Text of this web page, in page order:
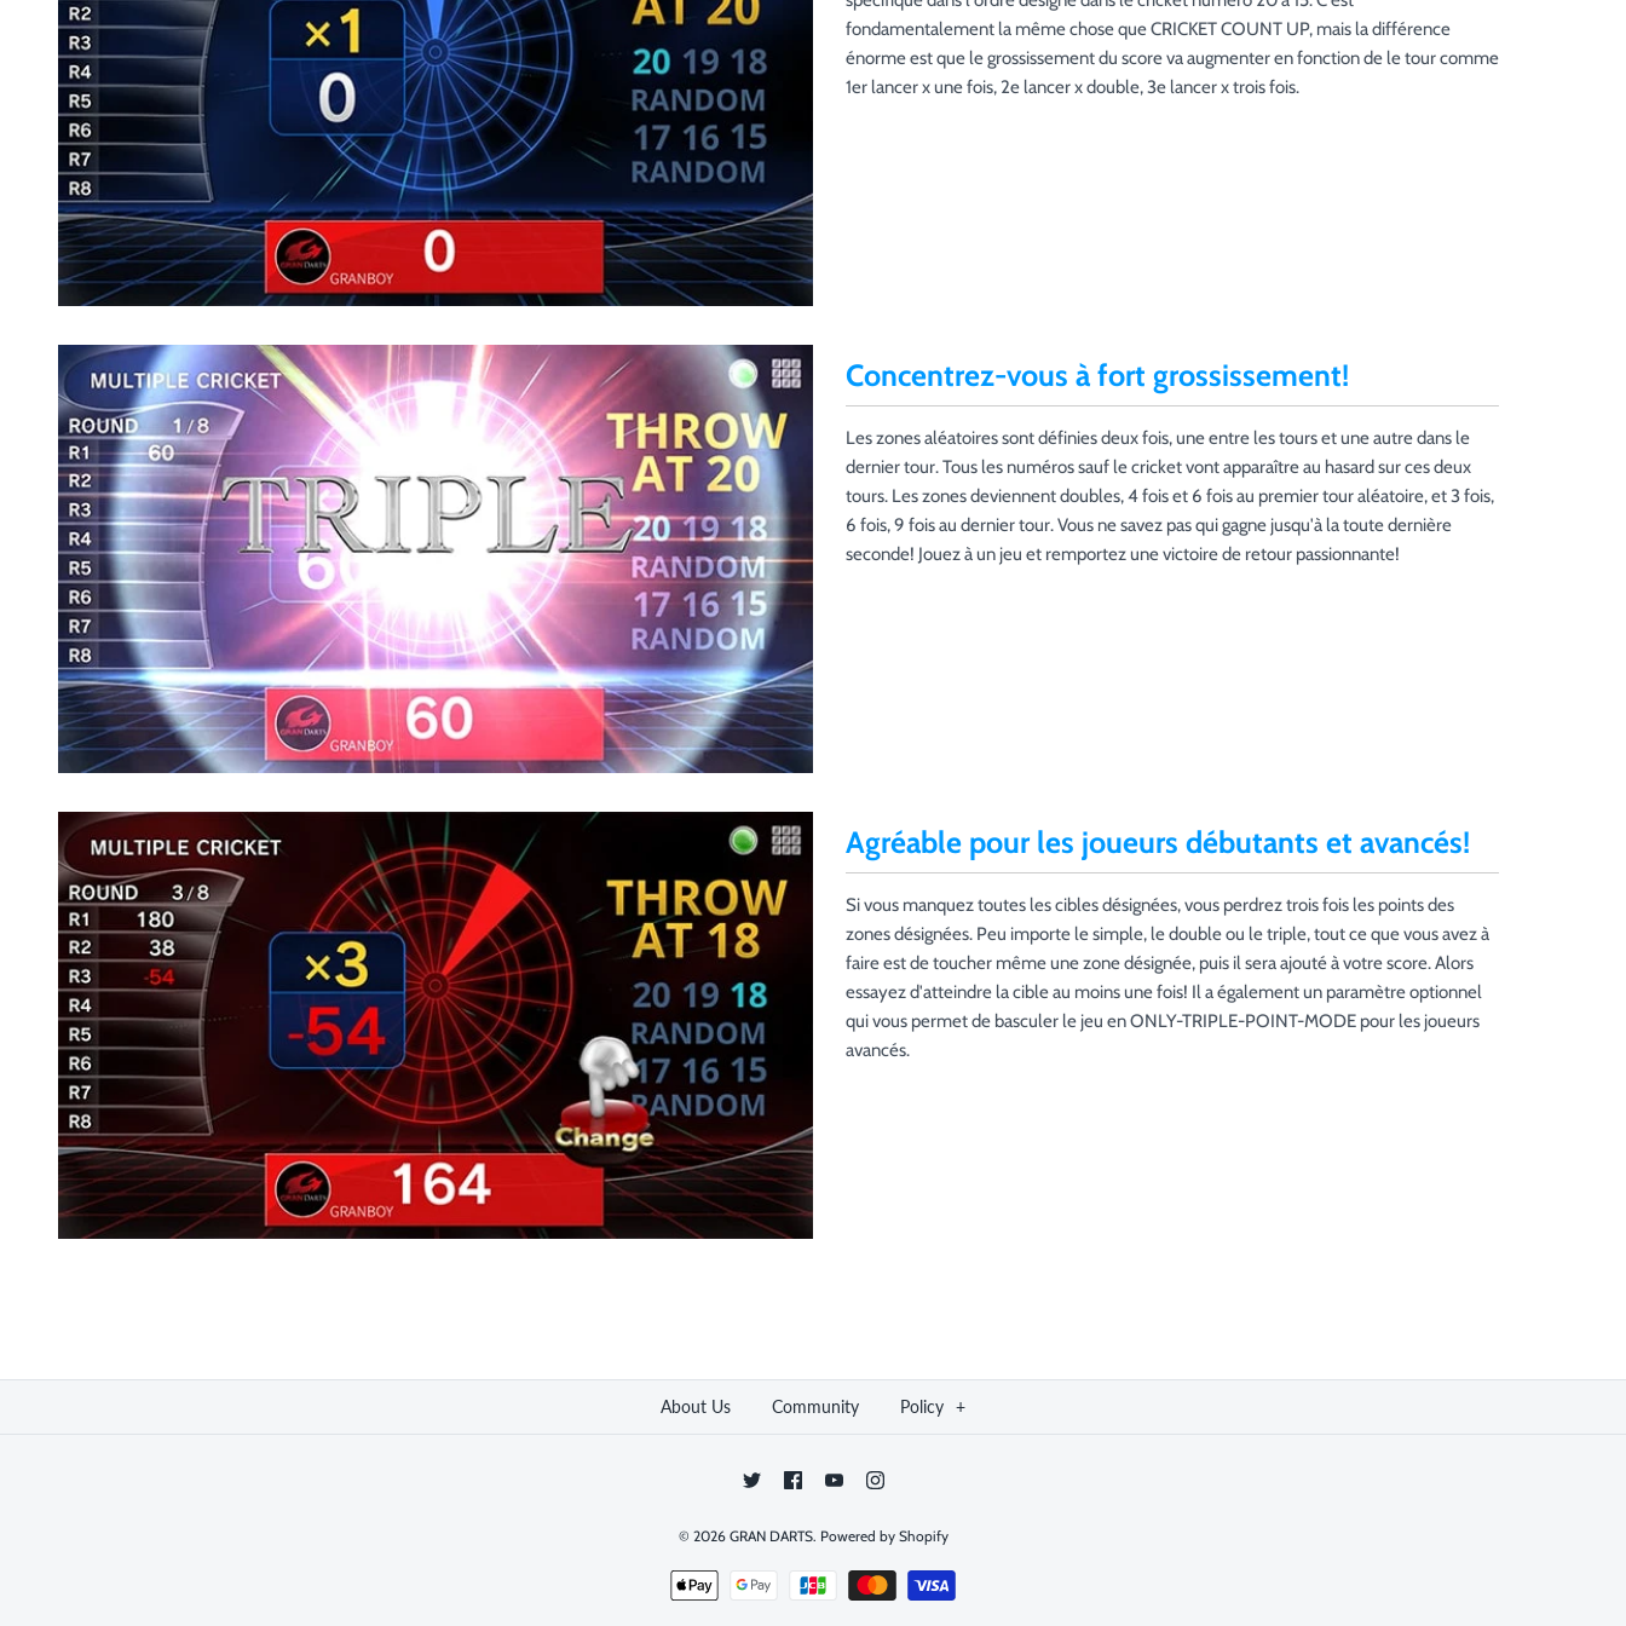
fondamentalement la même chose que CRICKET COUNT UP, mais la différence
énorme est que le grossissement du score va augmenter en fonction de le tour comme
1er lancer x une fois, 2e lancer x double, 3e lancer x trois fois.
Concentrez-vous à fort grossissement!
Les zones aléatoires sont définies deux fois, une entre les tours et une autre dans le
dernier tour. Tous les numéros sauf le cricket vont apparaître au hasard sur ces deux
tours. Les zones deviennent doubles, 4 fois et 6 fois au premier tour aléatoire, et 3 fois,
6 fois, 9 fois au dernier tour. Vous ne savez pas qui gagne jusqu'à la toute dernière
seconde! Jouez à un jeu et remportez une victoire de retour passionnante!
Agréable pour les joueurs débutants et avancés!
Si vous manquez toutes les cibles désignées, vous perdrez trois fois les points des
zones désignées. Peu importe le simple, le double ou le triple, tout ce que vous avez à
faire est de toucher même une zone désignée, puis il sera ajouté à votre score. Alors
essayez d'atteindre la cible au moins une fois! Il a également un paramètre optionnel
qui vous permet de basculer le jeu en ONLY-TRIPLE-POINT-MODE pour les joueurs
avancés.
About Us Community Policy +
© 2026 GRAN DARTS. Powered by Shopify